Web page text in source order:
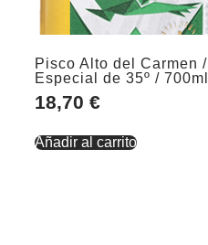
Pisco Alto del Carmen /
Especial de 35º / 700ml
18,70 €
Añadir al carrito